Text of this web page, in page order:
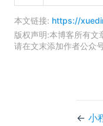
本文链接: https://
版权声明:本博客所有文
请在文末添加作者公众
← 小